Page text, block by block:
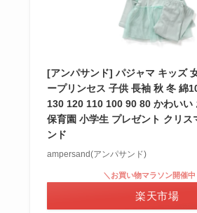
[アンパサンド] パジャマ キッズ
ープリンセス 子供 長袖 秋 冬 綿
130 120 110 100 90 80 かわいい
保育園 小学生 プレゼント クリス
ンド
ampersand(アンパサンド)
＼お買い物マラソン開催中
楽天市場